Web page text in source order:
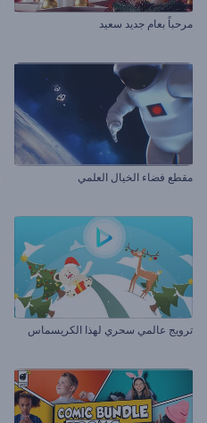
مرحباً بعام جديد سعيد
مقطع فضاء الخيال العلمي
ترويج عالمي سحري لهذا الكريسماس